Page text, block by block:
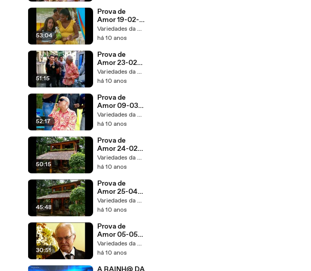
53:04
Prova de
Amor 19-02-
2016 Capítulo
146
Variedades da TV 1
há 10 anos
51:15
Prova de
Amor 23-02-
2016 Capítulo
148
Variedades da TV 1
há 10 anos
52:17
Prova de
Amor 09-03-
2016 Capítulo
159
Variedades da TV 1
há 10 anos
50:15
Prova de
Amor 24-02-
2016 Capítulo
149
Variedades da TV 1
há 10 anos
45:48
Prova de
Amor 25-04-
2016 Capítulo
192 Parte
Variedades da TV 1
há 10 anos
30:51
Prova de
Amor 05-05-
2016 Capítulo
200 Parte
Variedades da TV 1
há 10 anos